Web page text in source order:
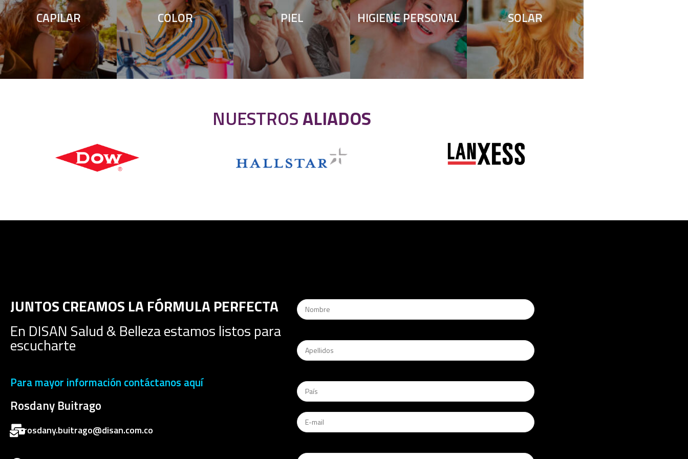
CAPILAR COLOR PIEL HIGIENE PERSONAL SOLAR
NUESTROSALIADOS
JUNTOS CREAMOS LA FÓRMULA PERFECTA
En DISAN Salud & Belleza estamos listos para
escucharte
Para mayor información contáctanos aquí
Rosdany Buitrago
rosdany.buitrago@disan.com.co